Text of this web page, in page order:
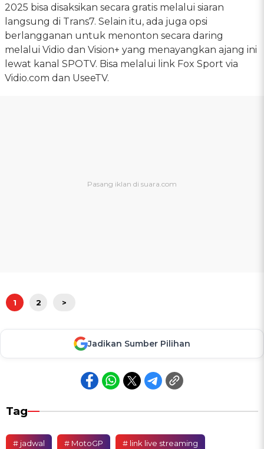
2025 bisa disaksikan secara gratis melalui siaran
langsung di Trans7. Selain itu, ada juga opsi
berlangganan untuk menonton secara daring
melalui Vidio dan Vision+ yang menayangkan ajang ini
lewat kanal SPOTV. Bisa melalui link Fox Sport via
Vidio.com dan UseeTV.
1 2 >
Jadikan Sumber Pilihan
Tag
# jadwal # MotoGP # link live streaming